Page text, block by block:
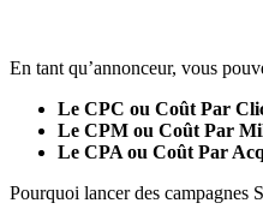
En tant qu’annonceur, vous
Le CPC ou Coût Par
Le CPM ou Coût Par
Le CPA ou Coût Par
Pourquoi lancer des campagnes